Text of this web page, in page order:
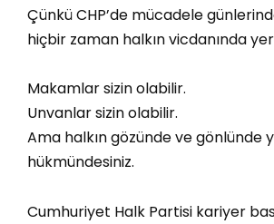
Çünkü CHP’de mücadele
hiçbir zaman halkın vicdanında
Makamlar sizin olabilir.
Unvanlar sizin olabilir.
Ama halkın gözünde ve gönlünde
hükmündesiniz.
Cumhuriyet Halk Partisi kariyer